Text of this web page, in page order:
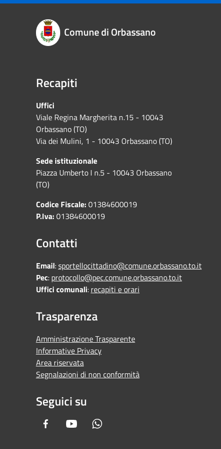
Comune di Orbassano
Recapiti
Uffici
Viale Regina Margherita n.15 - 10043
Orbassano (TO)
Via dei Mulini, 1 - 10043 Orbassano (TO)
Sede istituzionale
Piazza Umberto I n.5 - 10043 Orbassano
(TO)
Codice Fiscale:01384600019
P.Iva:01384600019
Contatti
Email:sportellocittadino@comune.orbassano.to.it
Pec: protocollo@pec.comune.orbassano.to.it
Uffici comunali: recapiti e orari
Trasparenza
Amministrazione Trasparente
Informative Privacy
Area riservata
Segnalazioni di non conformità
Seguici su
FacebookYoutube